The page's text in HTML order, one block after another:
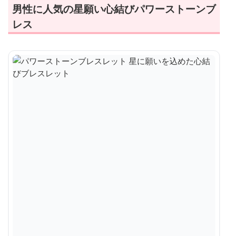
男性に人気の星願い心結びパワーストーンブ
レス